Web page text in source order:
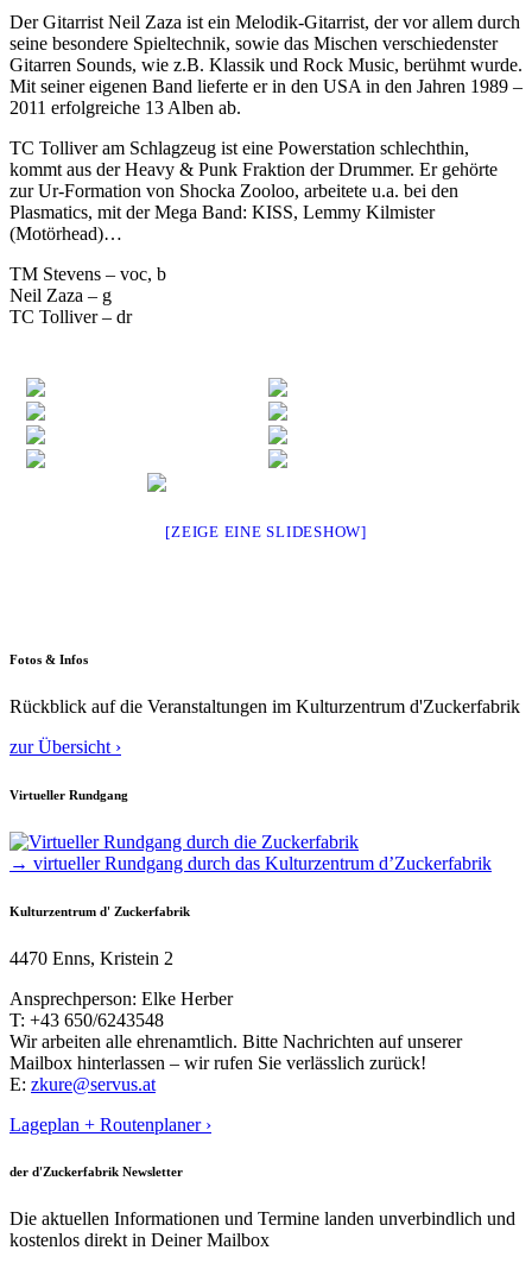
Der Gitarrist Neil Zaza ist ein Melodik-Gitarrist, der vor allem durch
seine besondere Spieltechnik, sowie das Mischen verschiedenster
Gitarren Sounds, wie z.B. Klassik und Rock Music, berühmt wurde.
Mit seiner eigenen Band lieferte er in den USA in den Jahren 1989 –
2011 erfolgreiche 13 Alben ab.
TC Tolliver am Schlagzeug ist eine Powerstation schlechthin,
kommt aus der Heavy & Punk Fraktion der Drummer. Er gehörte
zur Ur-Formation von Shocka Zooloo, arbeitete u.a. bei den
Plasmatics, mit der Mega Band: KISS, Lemmy Kilmister
(Motörhead)…
TM Stevens – voc, b
Neil Zaza – g
TC Tolliver – dr
[ZEIGE EINE SLIDESHOW]
Fotos & Infos
Rückblick auf die Veranstaltungen im Kulturzentrum d'Zuckerfabrik
zur Übersicht ›
Virtueller Rundgang
→ virtueller Rundgang durch das Kulturzentrum d’Zuckerfabrik
Kulturzentrum d' Zuckerfabrik
4470 Enns, Kristein 2
Ansprechperson: Elke Herber
T: +43 650/6243548
Wir arbeiten alle ehrenamtlich. Bitte Nachrichten auf unserer
Mailbox hinterlassen – wir rufen Sie verlässlich zurück!
E: zkure@servus.at
Lageplan + Routenplaner ›
der d'Zuckerfabrik Newsletter
Die aktuellen Informationen und Termine landen unverbindlich und
kostenlos direkt in Deiner Mailbox